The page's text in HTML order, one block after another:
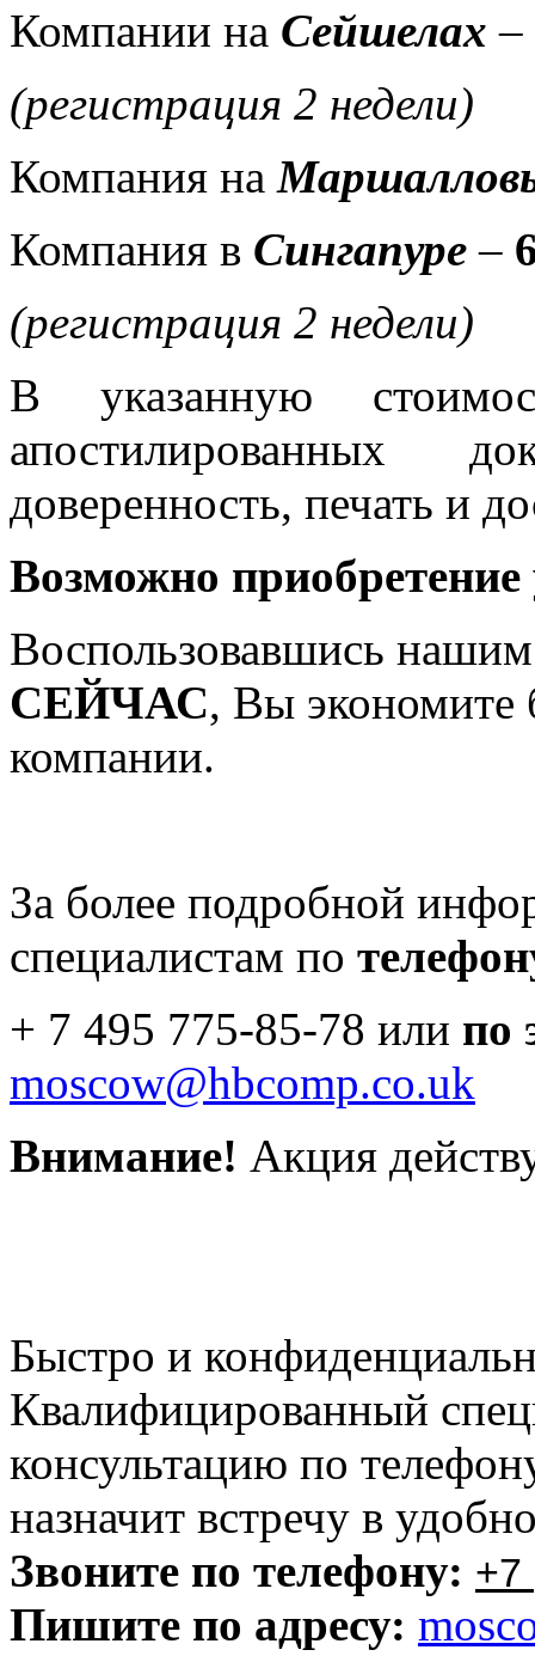
Компании на Сейшелах –
(регистрация 2 недели)
Компания на
Компания в Сингапуре–
(регистрация 2 недели)
В указанную
апостилированных
доверенность, печать и
Возможно
Воспользовавшись
СЕЙЧАС, Вы экономите
компании.
За более подробной
специалистам по
+ 7 495 775-85-78 или по
moscow@hbcomp.co.uk
Внимание! Акция
Быстро и
Квалифицированный
консультацию по
назначит встречу в
Звоните по телефону: +7
Пишите по адресу: